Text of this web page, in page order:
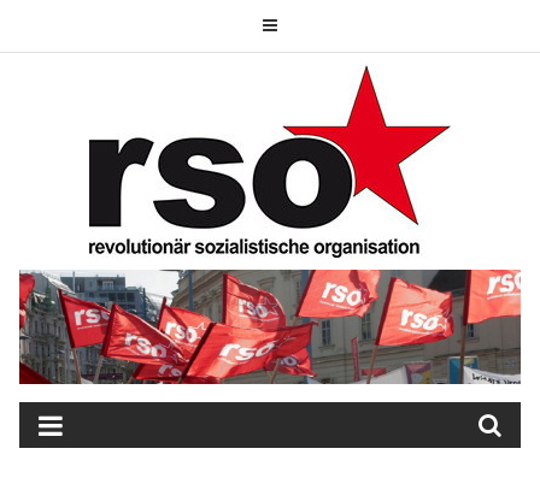
REVOLUTIONÄR
SOZIALISTISCHE
ORGANISATION